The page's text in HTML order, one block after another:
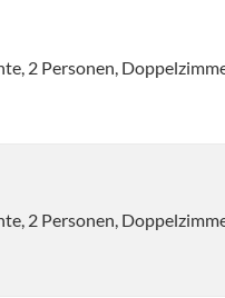
2 Personen,
2 Personen,